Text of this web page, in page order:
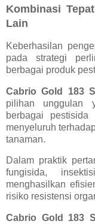
Kombinasi
Lain
Keberhasilan
pada strategi
berbagai produk
Cabrio Gold 183
pilihan unggulan
berbagai pestisida
menyeluruh
tanaman.
Dalam praktik
fungisida,
menghasilkan
risiko resistensi
Cabrio Gold 183